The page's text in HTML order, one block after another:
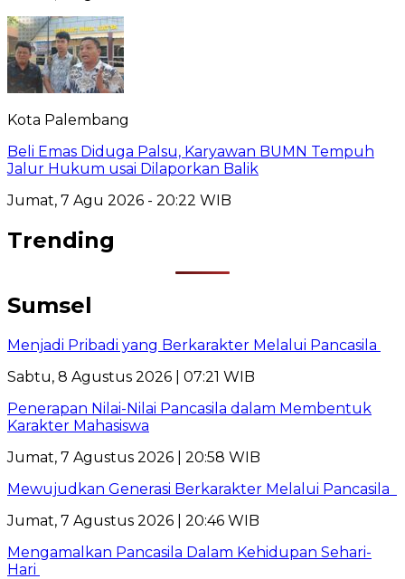
Kota Palembang
Beli Emas Diduga Palsu, Karyawan BUMN Tempuh
Jalur Hukum usai Dilaporkan Balik
Jumat, 7 Agu 2026 - 20:22 WIB
Trending
Sumsel
Menjadi Pribadi yang Berkarakter Melalui Pancasila
Sabtu, 8 Agustus 2026 | 07:21 WIB
Penerapan Nilai-Nilai Pancasila dalam Membentuk
Karakter Mahasiswa
Jumat, 7 Agustus 2026 | 20:58 WIB
Mewujudkan Generasi Berkarakter Melalui Pancasila
Jumat, 7 Agustus 2026 | 20:46 WIB
Mengamalkan Pancasila Dalam Kehidupan Sehari-
Hari